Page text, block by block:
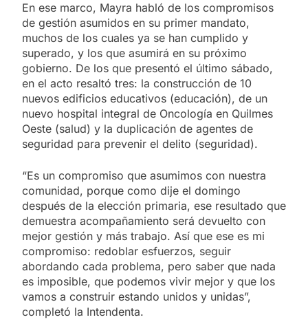
En ese marco, Mayra habló de los compromisos
de gestión asumidos en su primer mandato,
muchos de los cuales ya se han cumplido y
superado, y los que asumirá en su próximo
gobierno. De los que presentó el último sábado,
en el acto resaltó tres: la construcción de 10
nuevos edificios educativos (educación), de un
nuevo hospital integral de Oncología en Quilmes
Oeste (salud) y la duplicación de agentes de
seguridad para prevenir el delito (seguridad).
“Es un compromiso que asumimos con nuestra
comunidad, porque como dije el domingo
después de la elección primaria, ese resultado que
demuestra acompañamiento será devuelto con
mejor gestión y más trabajo. Así que ese es mi
compromiso: redoblar esfuerzos, seguir
abordando cada problema, pero saber que nada
es imposible, que podemos vivir mejor y que los
vamos a construir estando unidos y unidas”,
completó la Intendenta.